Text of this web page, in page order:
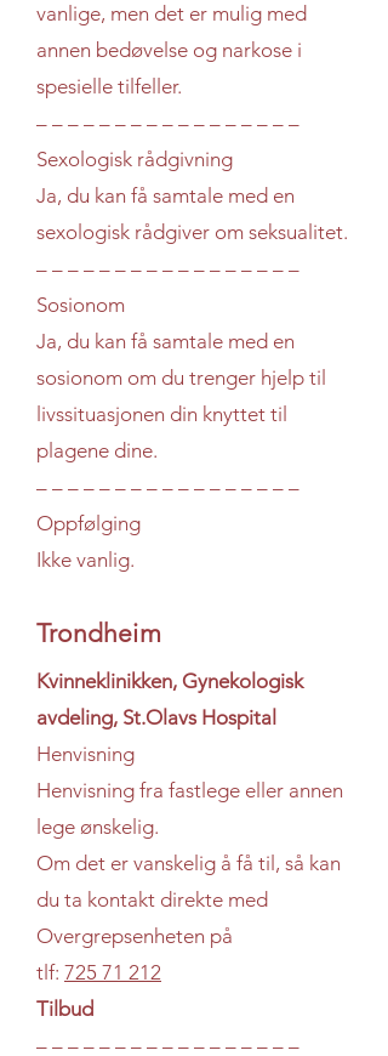
vanlige, men det er mulig med
annen bedøvelse og narkose i
spesielle tilfeller.
– – – – – – – – – – – – – – – – –
Sexologisk rådgivning
Ja, du kan få samtale med en
sexologisk rådgiver om seksualitet.
– – – – – – – – – – – – – – – – –
Sosionom
Ja, du kan få samtale med en
sosionom om du trenger hjelp til
livssituasjonen din knyttet til
plagene dine.
– – – – – – – – – – – – – – – – –
Oppfølging
Ikke vanlig.
Trondheim
Kvinneklinikken, Gynekologisk
avdeling, St.Olavs Hospital
Henvisning
Henvisning fra fastlege eller annen
lege ønskelig.
Om det er vanskelig å få til, så kan
du ta kontakt direkte med
Overgrepsenheten på
tlf: 725 71 212
Tilbud
– – – – – – – – – – – – – – – – –